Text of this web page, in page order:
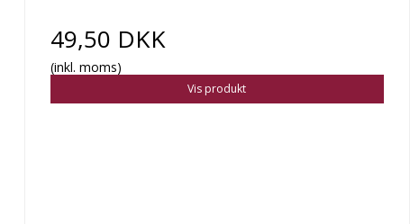
49,50 DKK
(inkl. moms)
Vis produkt